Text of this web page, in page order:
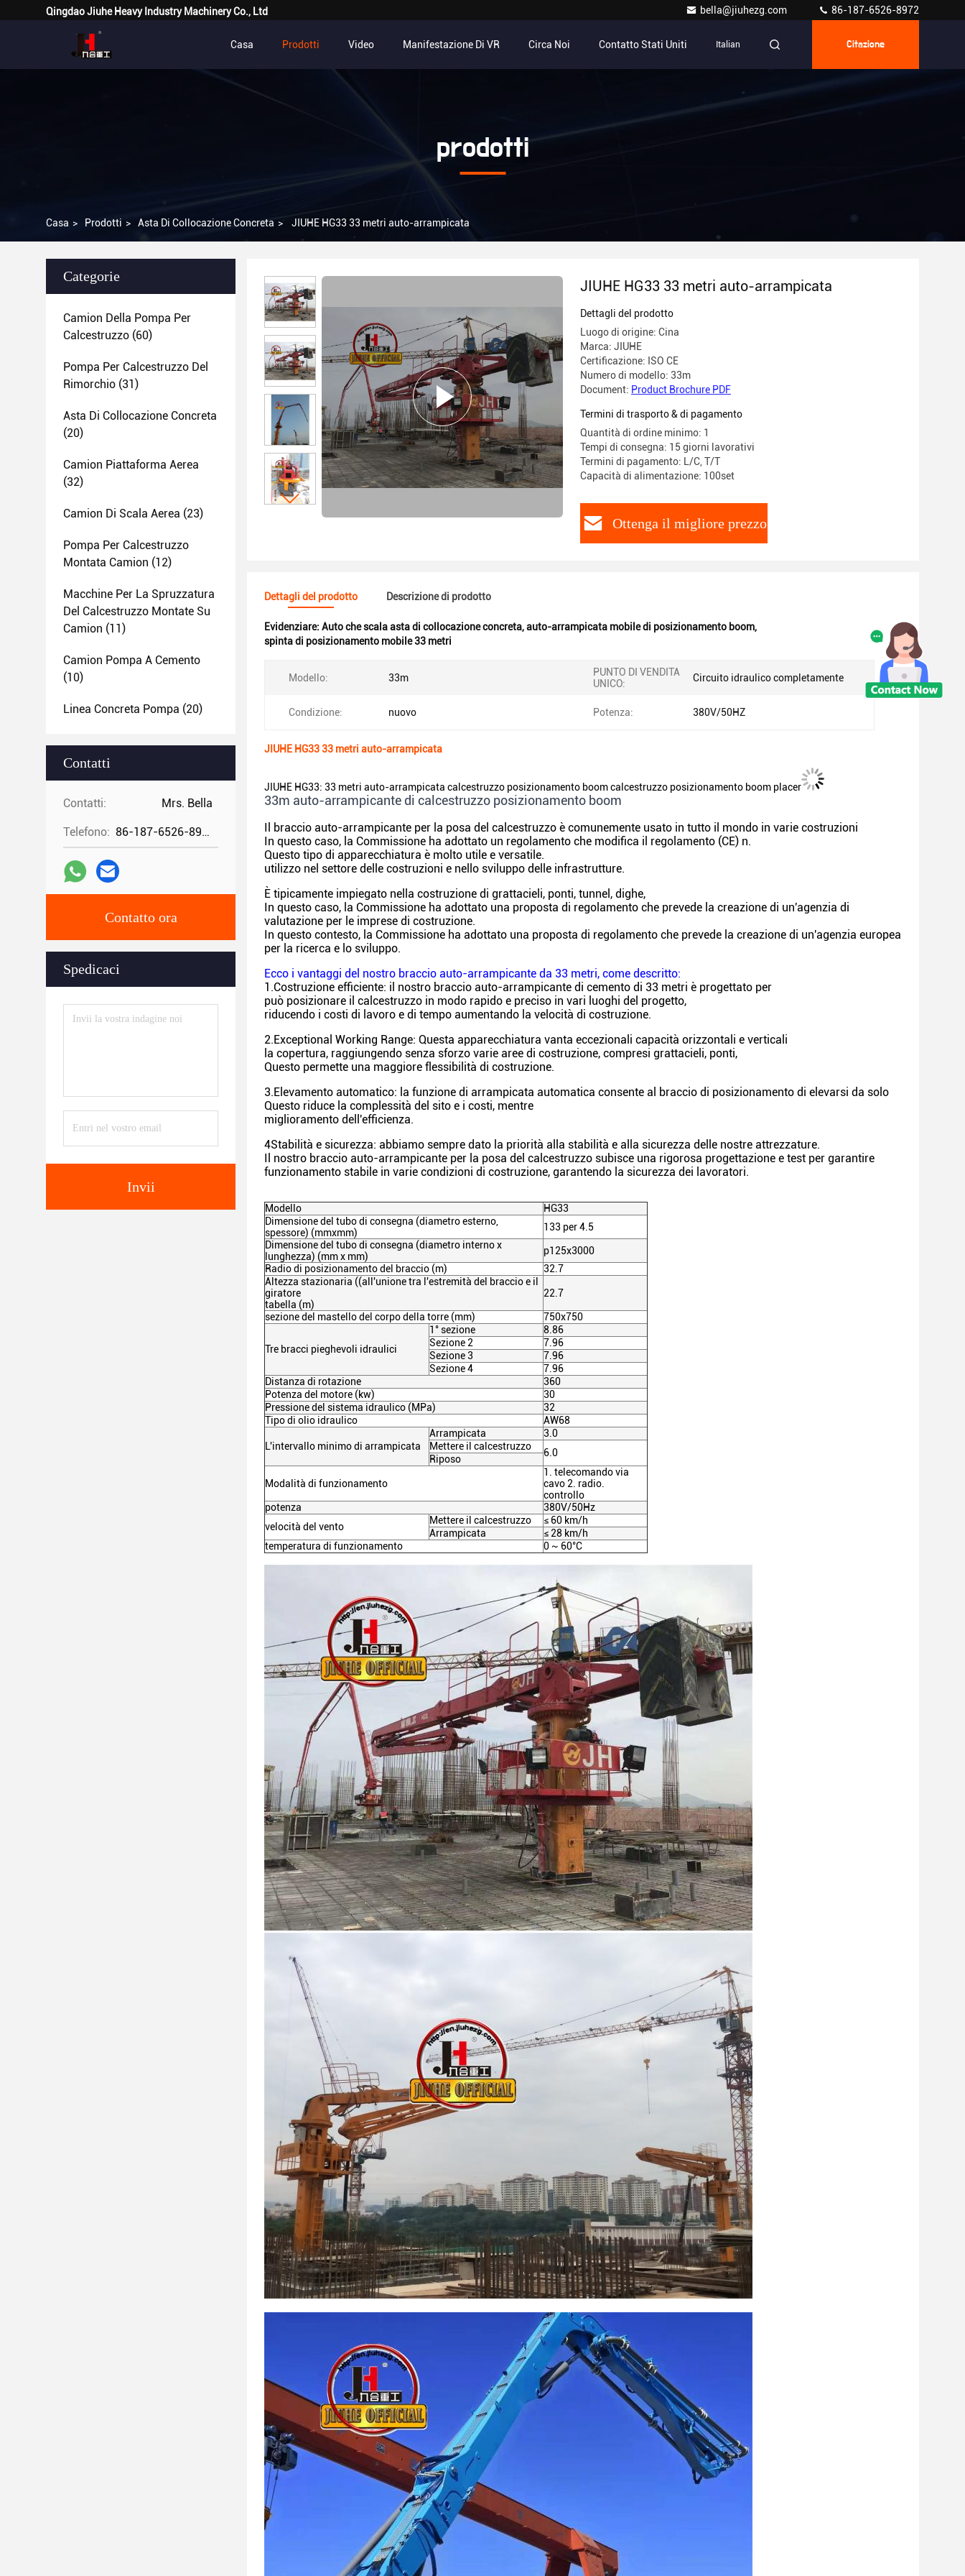
Qingdao Jiuhe Heavy Industry Machinery Co., Ltd bella@jiuhezg.com 86-187-6526-8972
Casa Prodotti Video Manifestazione Di VR Circa Noi Contatto Stati Uniti Italian Citazione
prodotti
Casa > Prodotti > Asta Di Collocazione Concreta > JIUHE HG33 33 metri auto-arrampicata
Categorie
Camion Della Pompa Per
Calcestruzzo (60)
Pompa Per Calcestruzzo Del
Rimorchio (31)
Asta Di Collocazione Concreta
(20)
Camion Piattaforma Aerea
(32)
Camion Di Scala Aerea (23)
Pompa Per Calcestruzzo
Montata Camion (12)
Macchine Per La Spruzzatura
Del Calcestruzzo Montate Su
Camion (11)
Camion Pompa A Cemento
(10)
Linea Concreta Pompa (20)
Contatti
Contatti: Mrs. Bella
Telefono: 86-187-6526-8972
Contatto ora
Spedicaci
Invii
JIUHE HG33 33 metri auto-arrampicata
Dettagli del prodotto
Luogo di origine: Cina
Marca: JIUHE
Certificazione: ISO CE
Numero di modello: 33m
Document: Product Brochure PDF
Termini di trasporto & di pagamento
Quantità di ordine minimo: 1
Tempi di consegna: 15 giorni lavorativi
Termini di pagamento: L/C, T/T
Capacità di alimentazione: 100set
Ottenga il migliore prezzo
Dettagli del prodotto Descrizione di prodotto
Evidenziare: Auto che scala asta di collocazione concreta,auto-arrampicata mobile di posizionamento boom,
spinta di posizionamento mobile 33 metri
Modello: 33m
PUNTO DI VENDITA
UNICO:
Circuito idraulico completamente
Condizione: nuovo Potenza: 380V/50HZ
JIUHE HG33 33 metri auto-arrampicata
JIUHE HG33: 33 metri auto-arrampicata calcestruzzo posizionamento boom calcestruzzo posizionamento boom placer
33m auto-arrampicante di calcestruzzo posizionamento boom
Il braccio auto-arrampicante per la posa del calcestruzzo è comunemente usato in tutto il mondo in varie costruzioni
In questo caso, la Commissione ha adottato un regolamento che modifica il regolamento (CE) n.
Questo tipo di apparecchiatura è molto utile e versatile.
utilizzo nel settore delle costruzioni e nello sviluppo delle infrastrutture.
È tipicamente impiegato nella costruzione di grattacieli, ponti, tunnel, dighe,
In questo caso, la Commissione ha adottato una proposta di regolamento che prevede la creazione di un'agenzia di
valutazione per le imprese di costruzione.
In questo contesto, la Commissione ha adottato una proposta di regolamento che prevede la creazione di un'agenzia europea
per la ricerca e lo sviluppo.
Ecco i vantaggi del nostro braccio auto-arrampicante da 33 metri, come descritto:
1.Costruzione efficiente: il nostro braccio auto-arrampicante di cemento di 33 metri è progettato per
può posizionare il calcestruzzo in modo rapido e preciso in vari luoghi del progetto,
riducendo i costi di lavoro e di tempo aumentando la velocità di costruzione.
2.Exceptional Working Range: Questa apparecchiatura vanta eccezionali capacità orizzontali e verticali
la copertura, raggiungendo senza sforzo varie aree di costruzione, compresi grattacieli, ponti,
Questo permette una maggiore flessibilità di costruzione.
3.Elevamento automatico: la funzione di arrampicata automatica consente al braccio di posizionamento di elevarsi da solo
Questo riduce la complessità del sito e i costi, mentre
miglioramento dell'efficienza.
4Stabilità e sicurezza: abbiamo sempre dato la priorità alla stabilità e alla sicurezza delle nostre attrezzature.
Il nostro braccio auto-arrampicante per la posa del calcestruzzo subisce una rigorosa progettazione e test per garantire
funzionamento stabile in varie condizioni di costruzione, garantendo la sicurezza dei lavoratori.
Modello
HG33
Dimensione del tubo di consegna (diametro esterno,
spessore) (mmxmm)
133 per 4.5
Dimensione del tubo di consegna (diametro interno x
lunghezza) (mm x mm)
p125x3000
Radio di posizionamento del braccio (m)
32.7
Altezza stazionaria ((all'unione tra l'estremità del braccio e il
giratore
tabella (m)
22.7
sezione del mastello del corpo della torre (mm) 750x750
Tre bracci pieghevoli idraulici
1° sezione
8.86
Sezione 2
7.96
Sezione 3
7.96
Sezione 4
7.96
Distanza di rotazione
360
Potenza del motore (kw)
30
Pressione del sistema idraulico (MPa)
32
Tipo di olio idraulico
AW68
L'intervallo minimo di arrampicata
Arrampicata
3.0
Mettere il calcestruzzo
6.0
Riposo
Modalità di funzionamento
1. telecomando via
cavo 2. radio.
controllo
potenza
380V/50Hz
velocità del vento
Mettere il calcestruzzo
≤ 60 km/h
Arrampicata
≤ 28 km/h
temperatura di funzionamento
0 ~ 60°C